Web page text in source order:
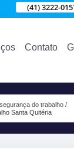
(41) 3222-
Contato
do trabalho
Santa Quitéria